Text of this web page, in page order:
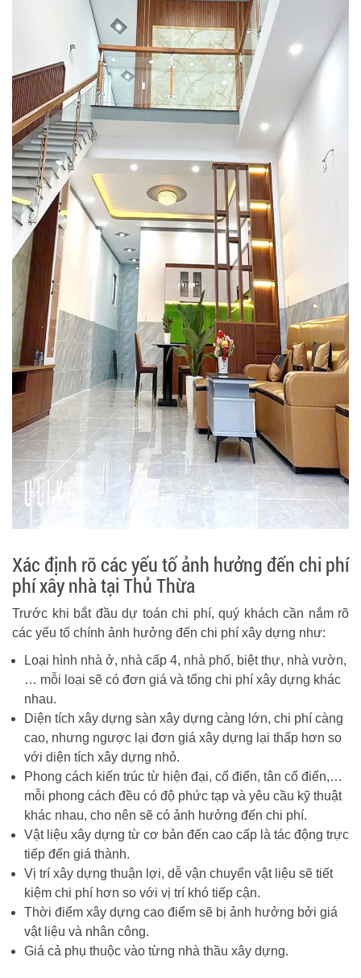
Xác định rõ các yếu tố ảnh hưởng đến chi phí
phí xây nhà tại Thủ Thừa
Trước khi bắt đầu dự toán chi phí, quý khách cần nắm rõ
các yếu tố chính ảnh hưởng đến chi phí xây dựng như:
Loại hình nhà ở, nhà cấp 4, nhà phố, biệt thự, nhà vườn,
… mỗi loại sẽ có đơn giá và tổng chi phí xây dựng khác
nhau.
Diện tích xây dựng sàn xây dựng càng lớn, chi phí càng
cao, nhưng ngược lại đơn giá xây dựng lại thấp hơn so
với diện tích xây dựng nhỏ.
Phong cách kiến trúc từ hiện đại, cổ điển, tân cổ điển,…
mỗi phong cách đều có độ phức tạp và yêu cầu kỹ thuật
khác nhau, cho nên sẽ có ảnh hưởng đến chi phí.
Vật liệu xây dựng từ cơ bản đến cao cấp là tác động trực
tiếp đến giá thành.
Vị trí xây dựng thuận lợi, dễ vận chuyển vật liệu sẽ tiết
kiệm chi phí hơn so với vị trí khó tiếp cận.
Thời điểm xây dựng cao điểm sẽ bị ảnh hưởng bởi giá
vật liệu và nhân công.
Giá cả phụ thuộc vào từng nhà thầu xây dựng.